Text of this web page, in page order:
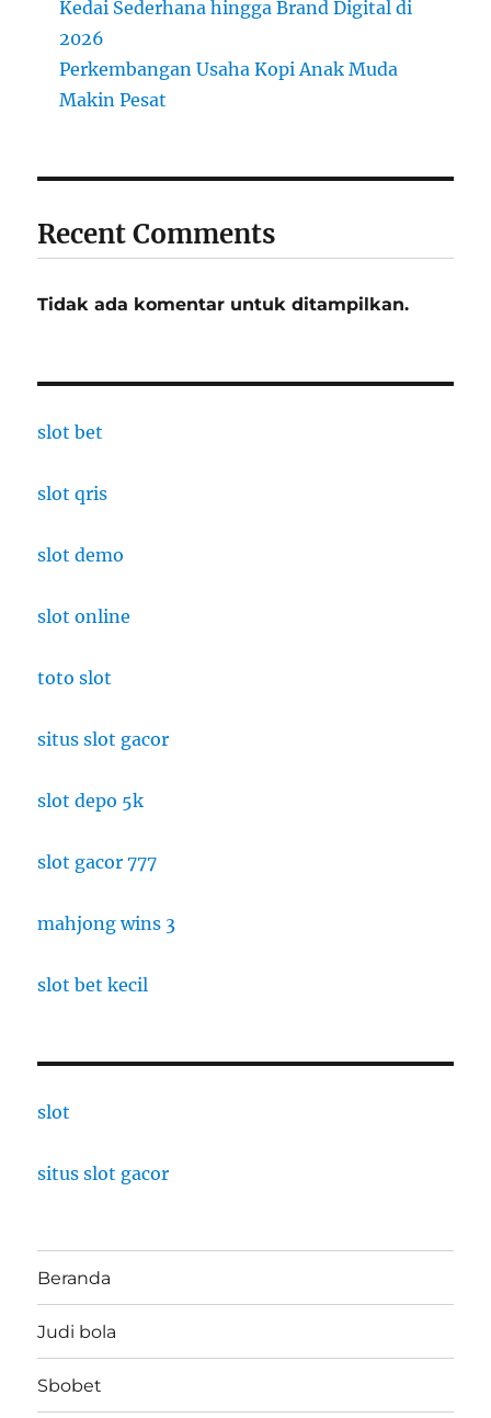
Kedai Sederhana hingga Brand Digital di
2026
Perkembangan Usaha Kopi Anak Muda
Makin Pesat
Recent Comments
Tidak ada komentar untuk ditampilkan.
slot bet
slot qris
slot demo
slot online
toto slot
situs slot gacor
slot depo 5k
slot gacor 777
mahjong wins 3
slot bet kecil
slot
situs slot gacor
Beranda
Judi bola
Sbobet